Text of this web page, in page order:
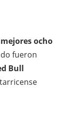
ocho
fueron
Bull